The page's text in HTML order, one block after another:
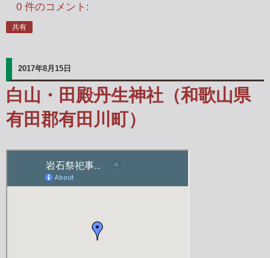
0 件のコメント:
共有
2017年8月15日
白山・田殿丹生神社（和歌山県
有田郡有田川町）